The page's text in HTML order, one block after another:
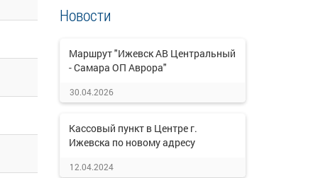
Новости
Маршрут "Ижевск АВ Центральный
- Самара ОП Аврора"
30.04.2026
Кассовый пункт в Центре г.
Ижевска по новому адресу
12.04.2024